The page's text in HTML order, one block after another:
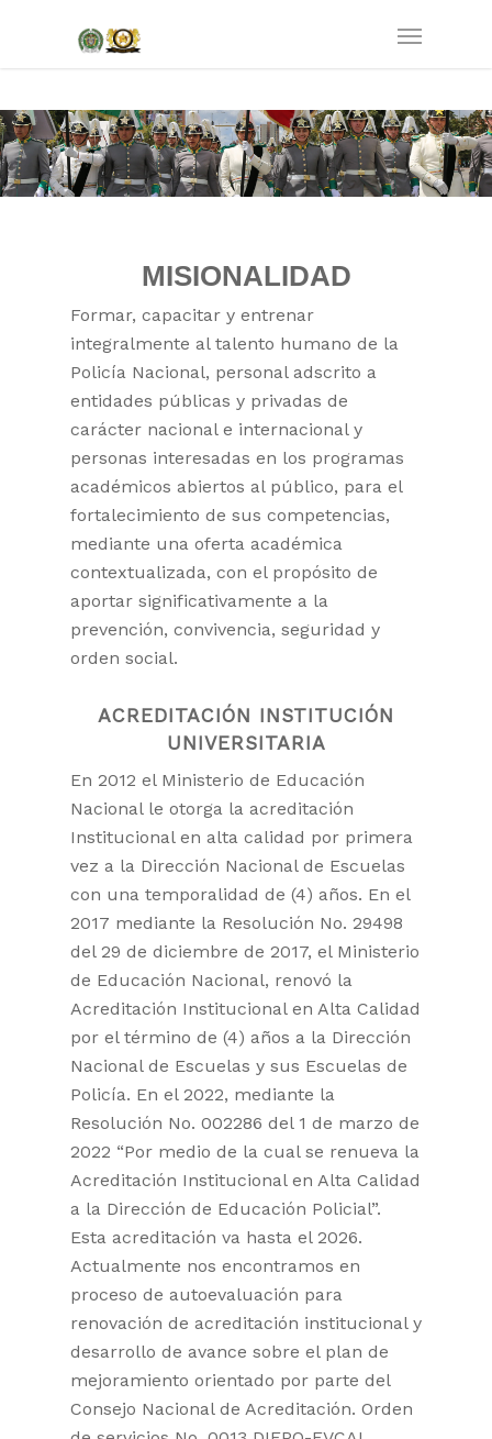
MISIONALIDAD
Formar, capacitar y entrenar
integralmente al talento humano de la
Policía Nacional, personal adscrito a
entidades públicas y privadas de
carácter nacional e internacional y
personas interesadas en los programas
académicos abiertos al público, para el
fortalecimiento de sus competencias,
mediante una oferta académica
contextualizada, con el propósito de
aportar significativamente a la
prevención, convivencia, seguridad y
orden social.
ACREDITACIÓN INSTITUCIÓN
UNIVERSITARIA
En 2012 el Ministerio de Educación
Nacional le otorga la acreditación
Institucional en alta calidad por primera
vez a la Dirección Nacional de Escuelas
con una temporalidad de (4) años. En el
2017 mediante la Resolución No. 29498
del 29 de diciembre de 2017, el Ministerio
de Educación Nacional, renovó la
Acreditación Institucional en Alta Calidad
por el término de (4) años a la Dirección
Nacional de Escuelas y sus Escuelas de
Policía. En el 2022, mediante la
Resolución No. 002286 del 1 de marzo de
2022 “Por medio de la cual se renueva la
Acreditación Institucional en Alta Calidad
a la Dirección de Educación Policial”.
Esta acreditación va hasta el 2026.
Actualmente nos encontramos en
proceso de autoevaluación para
renovación de acreditación institucional y
desarrollo de avance sobre el plan de
mejoramiento orientado por parte del
Consejo Nacional de Acreditación. Orden